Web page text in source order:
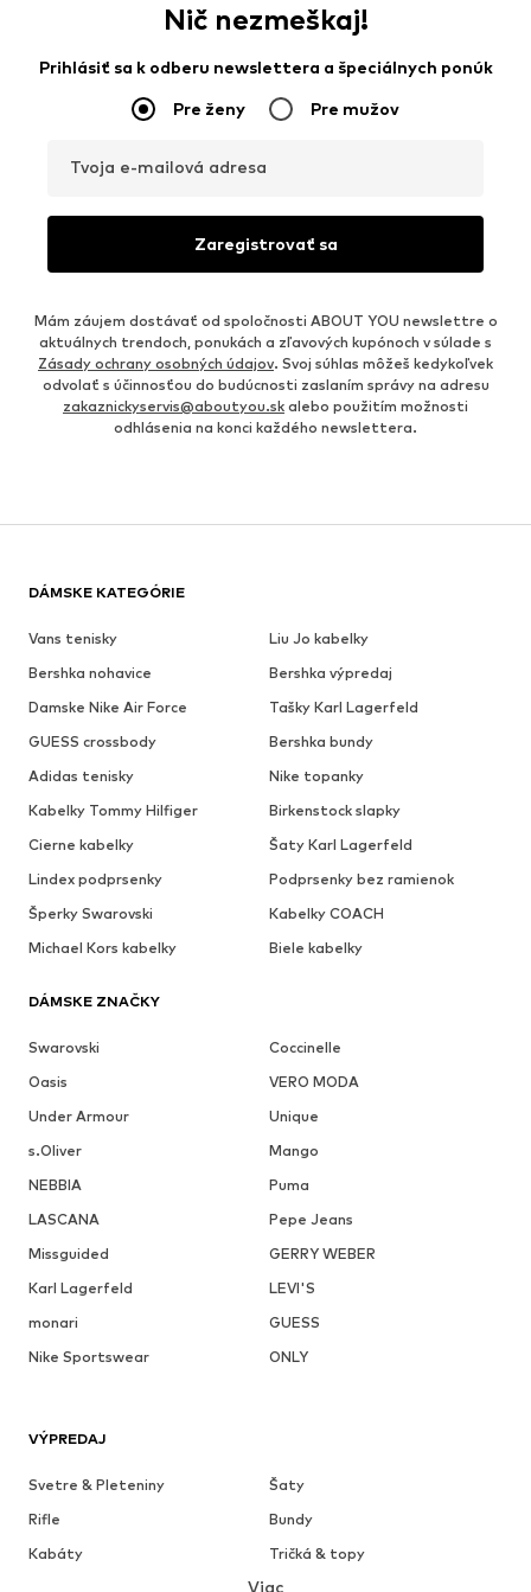
Nič nezmeškaj!
Prihlásiť sa k odberu newslettera a špeciálnych ponúk
Pre ženy Pre mužov
Tvoja e-mailová adresa
Zaregistrovať sa
Mám záujem dostávať od spoločnosti ABOUT YOU newslettre o
aktuálnych trendoch, ponukách a zľavových kupónoch v súlade s
Zásady ochrany osobných údajov. Svoj súhlas môžeš kedykoľvek
odvolať s účinnosťou do budúcnosti zaslaním správy na adresu
zakaznickyservis@aboutyou.sk alebo použitím možnosti
odhlásenia na konci každého newslettera.
DÁMSKE KATEGÓRIE
Vans tenisky
Liu Jo kabelky
Bershka nohavice
Bershka výpredaj
Damske Nike Air Force
Tašky Karl Lagerfeld
GUESS crossbody
Bershka bundy
Adidas tenisky
Nike topanky
Kabelky Tommy Hilfiger
Birkenstock slapky
Cierne kabelky
Šaty Karl Lagerfeld
Lindex podprsenky
Podprsenky bez ramienok
Šperky Swarovski
Kabelky COACH
Michael Kors kabelky
Biele kabelky
DÁMSKE ZNAČKY
Swarovski
Coccinelle
Oasis
VERO MODA
Under Armour
Unique
s.Oliver
Mango
NEBBIA
Puma
LASCANA
Pepe Jeans
Missguided
GERRY WEBER
Karl Lagerfeld
LEVI'S
monari
GUESS
Nike Sportswear
ONLY
VÝPREDAJ
Svetre & Pleteniny
Šaty
Rifle
Bundy
Kabáty
Tričká & topy
Bielizeň
Viac